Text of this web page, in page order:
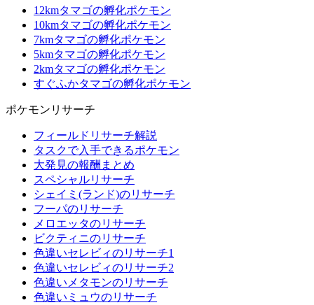
12kmタマゴの孵化ポケモン
10kmタマゴの孵化ポケモン
7kmタマゴの孵化ポケモン
5kmタマゴの孵化ポケモン
2kmタマゴの孵化ポケモン
すぐふかタマゴの孵化ポケモン
ポケモンリサーチ
フィールドリサーチ解説
タスクで入手できるポケモン
大発見の報酬まとめ
スペシャルリサーチ
シェイミ(ランド)のリサーチ
フーパのリサーチ
メロエッタのリサーチ
ビクティニのリサーチ
色違いセレビィのリサーチ1
色違いセレビィのリサーチ2
色違いメタモンのリサーチ
色違いミュウのリサーチ